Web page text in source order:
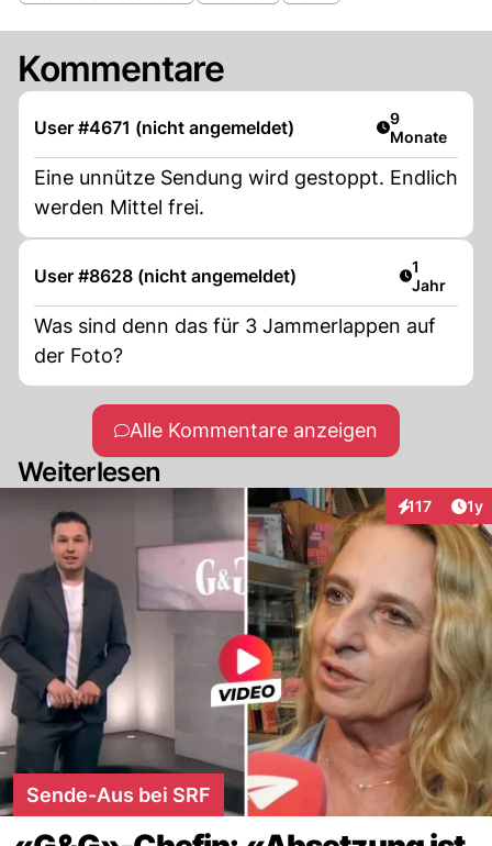
Kommentare
User #4671 (nicht angemeldet) Artikel
9
Monate
Eine unnütze Sendung wird gestoppt. Endlich
werden Mittel frei.
User #8628 (nicht angemeldet) Artikel
1
Jahr
Was sind denn das für 3 Jammerlappen auf
der Foto?
Alle Kommentare anzeigen
Weiterlesen
117
Interaktionen
1y
Sende-Aus bei SRF